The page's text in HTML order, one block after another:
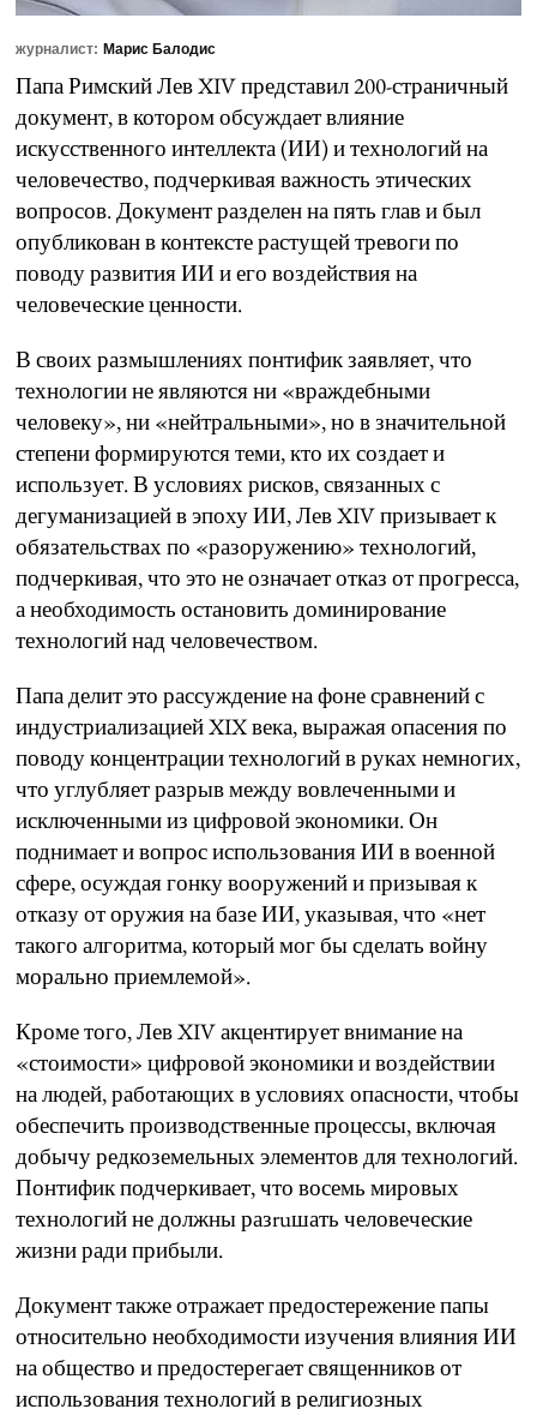
журналист: Марис Балодис
Папа Римский Лев XIV представил 200-страничный
документ, в котором обсуждает влияние
искусственного интеллекта (ИИ) и технологий на
человечество, подчеркивая важность этических
вопросов. Документ разделен на пять глав и был
опубликован в контексте растущей тревоги по
поводу развития ИИ и его воздействия на
человеческие ценности.
В своих размышлениях понтифик заявляет, что
технологии не являются ни «враждебными
человеку», ни «нейтральными», но в значительной
степени формируются теми, кто их создает и
использует. В условиях рисков, связанных с
дегуманизацией в эпоху ИИ, Лев XIV призывает к
обязательствах по «разоружению» технологий,
подчеркивая, что это не означает отказ от прогресса,
а необходимость остановить доминирование
технологий над человечеством.
Папа делит это рассуждение на фоне сравнений с
индустриализацией XIX века, выражая опасения по
поводу концентрации технологий в руках немногих,
что углубляет разрыв между вовлеченными и
исключенными из цифровой экономики. Он
поднимает и вопрос использования ИИ в военной
сфере, осуждая гонку вооружений и призывая к
отказу от оружия на базе ИИ, указывая, что «нет
такого алгоритма, который мог бы сделать войну
морально приемлемой».
Кроме того, Лев XIV акцентирует внимание на
«стоимости» цифровой экономики и воздействии
на людей, работающих в условиях опасности, чтобы
обеспечить производственные процессы, включая
добычу редкоземельных элементов для технологий.
Понтифик подчеркивает, что восемь мировых
технологий не должны разruшать человеческие
жизни ради прибыли.
Документ также отражает предостережение папы
относительно необходимости изучения влияния ИИ
на общество и предостерегает священников от
использования технологий в религиозных